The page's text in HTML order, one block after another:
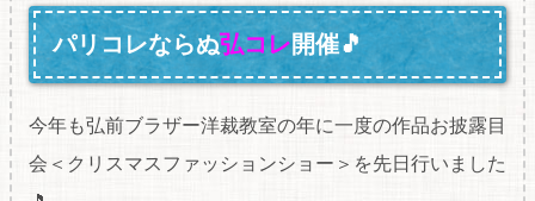
パリコレならぬ弘コレ開催🎵
今年も弘前ブラザー洋裁教室の年に一度の作品お披露目
会＜クリスマスファッションショー＞を先日行いました